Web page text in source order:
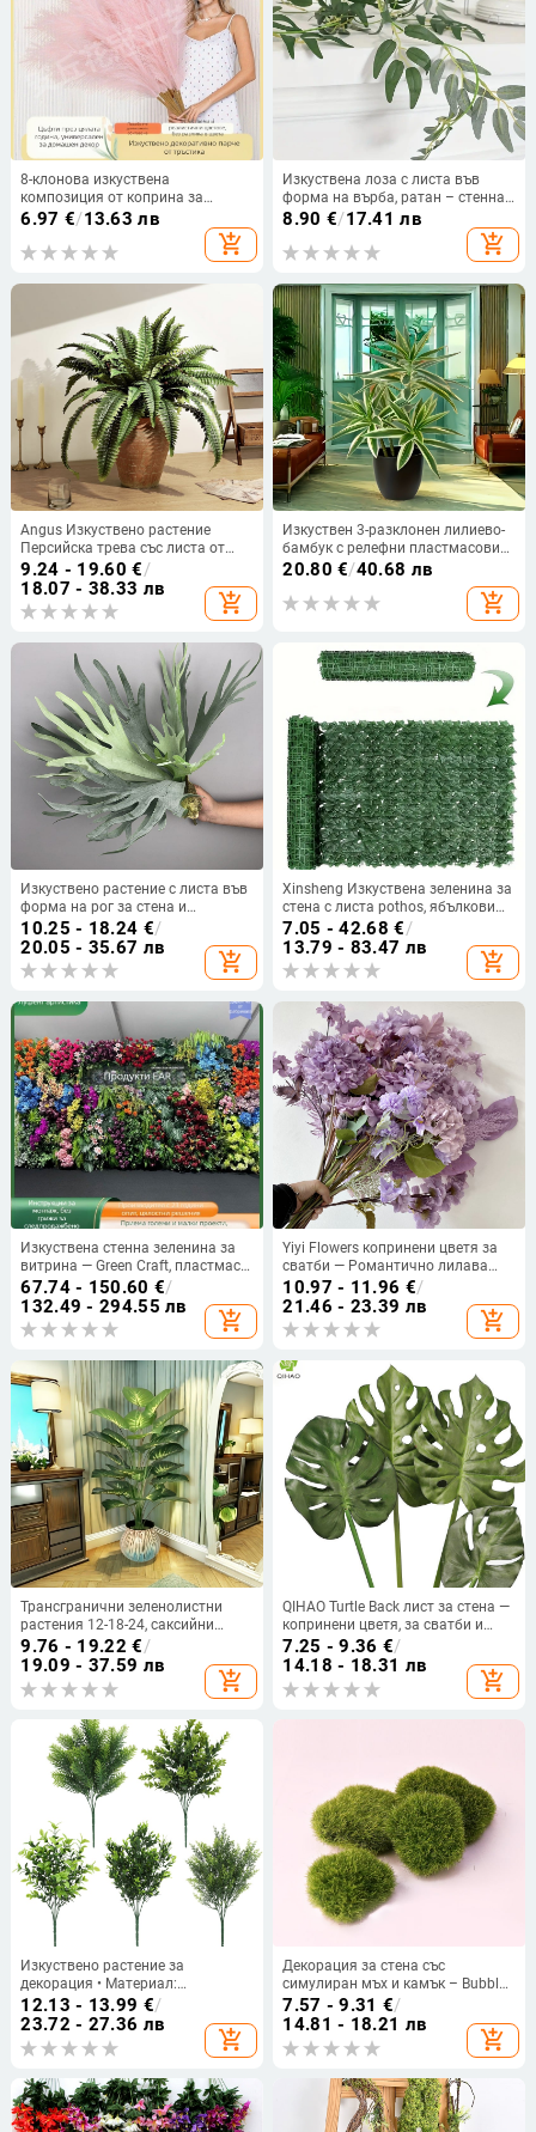
8-клонова изкуствена
композиция от коприна за
сватби и домашен декор
6.97 €/13.63 лв
add_shopping_cart
Изкуствена лоза с листа във
форма на върба, ратан – стенна
украса; Deshan, пластмаса с меко
лепило, занаят: друго, ратан, за
сватби и домашно оформление
8.90 €/17.41 лв
add_shopping_cart
Angus Изкуствено растение
Персийска трева със листа от
коприна, стил и ситопечат, сорт
Persia, за сватби, външни
пространства, реквизити за
фотография и домашна
9.24 - 19.60 €/
18.07 - 38.33 лв
add_shopping_cart
Изкуствен 3-разклонен лилиево-
бамбук с релефни пластмасови
листа за домашна декорация и
20.80 €/40.68 лв
add_shopping_cart
Изкуствено растение с листа във
форма на рог за стена и
вертикално озеленяване,
декоративна композиция за
сватби и фотосесии
10.25 - 18.24 €/
20.05 - 35.67 лв
add_shopping_cart
Xinsheng Изкуствена зеленина за
стена с листа pothos, ябълкови
листа, листа от сладък картоф и
диня – коприна листа за външна
декорация, сватби и реквизити за
фотосесия
7.05 - 42.68 €/
13.79 - 83.47 лв
add_shopping_cart
Изкуствена стенна зеленина за
витрина — Green Craft, пластмаса,
инжекционно формована,
Употреба: украса, витрини,
сватби, реквизит за фотография
67.74 - 150.60 €/
132.49 - 294.55 лв
add_shopping_cart
Yiyi Flowers копринени цветя за
сватби — Романтично лилава
серия, украса за таван и коридор
на залата, Разновидност
39408582881
10.97 - 11.96 €/
21.46 - 23.39 лв
add_shopping_cart
Трансгранични зеленолистни
растения 12-18-24, саксийни
изкуствени дървета, озеленяване
с изкуствени дървета, големи
изкуствени зелени растения
9.76 - 19.22 €/
19.09 - 37.59 лв
add_shopping_cart
QIHAO Turtle Back лист за стена —
копринени цветя, за сватби и
домашна декорация
7.25 - 9.36 €/
14.18 - 18.31 лв
add_shopping_cart
Изкуствено растение за
декорация • Материал:
пластмаса • Техника: релеф,
инжекционно формоване •
Разновидност: 29631674628 •
Приложение: сватби, открити
фотография, домашно
оформление
12.13 - 13.99 €/
23.72 - 27.36 лв
add_shopping_cart
Декорация за стена със
симулиран мъх и камък – Bubble
материал, полуавтоматичен/
полу ръчен процес, опаковка OPP,
Phenylo
7.57 - 9.31 €/
14.81 - 18.21 лв
add_shopping_cart